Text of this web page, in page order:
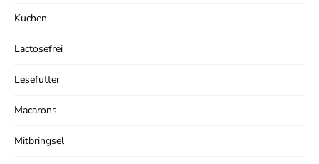
Kuchen
Lactosefrei
Lesefutter
Macarons
Mitbringsel